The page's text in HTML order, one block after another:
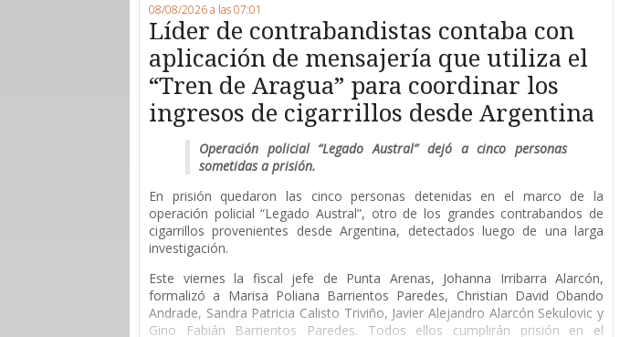
08/08/2026 a las 07:01
Líder de contrabandistas contaba con
aplicación de mensajería que utiliza el
“Tren de Aragua” para coordinar los
ingresos de cigarrillos desde Argentina
Operación policial “Legado Austral” dejó a cinco personas
sometidas a prisión.
En prisión quedaron las cinco personas detenidas en el marco de la
operación policial “Legado Austral”, otro de los grandes contrabandos de
cigarrillos provenientes desde Argentina, detectados luego de una larga
investigación.
Este viernes la fiscal jefe de Punta Arenas, Johanna Irribarra Alarcón,
formalizó a Marisa Poliana Barrientos Paredes, Christian David Obando
Andrade, Sandra Patricia Calisto Triviño, Javier Alejandro Alarcón Sekulovic y
Gino Fabián Barrientos Paredes. Todos ellos cumplirán prisión en el